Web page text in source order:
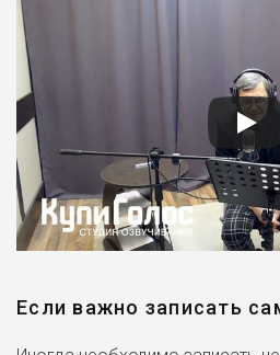
Если важно записать